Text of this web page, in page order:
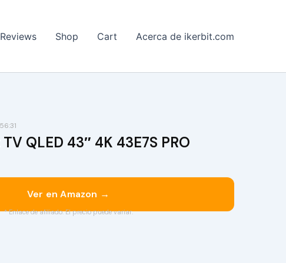
Reviews Shop Cart Acerca de ikerbit.com
QLED 43″ 4K 43E7S PRO
Ver en Amazon →
* Enlace de afiliado. El precio puede variar.